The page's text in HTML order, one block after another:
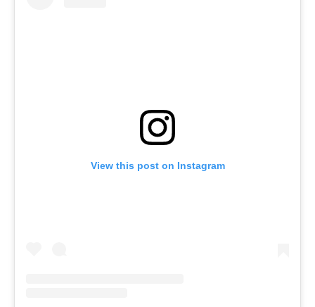
View this post on Instagram